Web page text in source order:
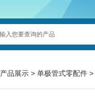
产品展示 > 单极管式零配件 >